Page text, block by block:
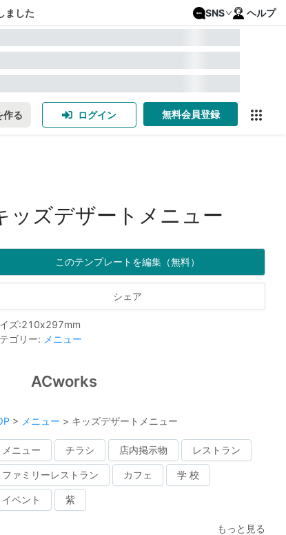
ました SNS ヘルプ
作る ログイン 無料会員登録
ッズデザートメニュー
このテンプレートを編集（無料）
シェア
ズ:210x297mm
ゴリー: メニュー
ACworks
> メニュー > キッズデザートメニュー
メニュー チラシ 店内掲示物 レストラン
ファミリーレストラン カフェ 学 校
イベント 紫
もっと見る